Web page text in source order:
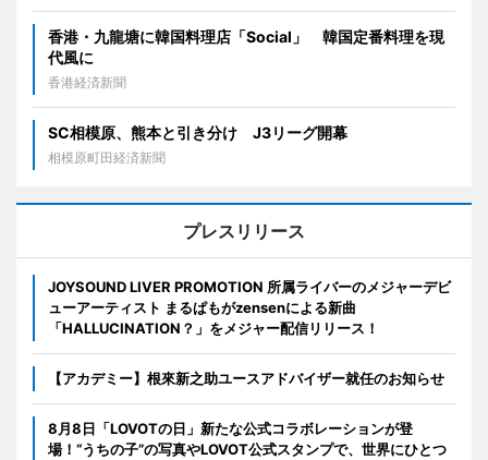
香港・九龍塘に韓国料理店「Social」 韓国定番料理を現
代風に
香港経済新聞
SC相模原、熊本と引き分け J3リーグ開幕
相模原町田経済新聞
プレスリリース
JOYSOUND LIVER PROMOTION 所属ライバーのメジャーデビ
ューアーティスト まるぱもがzensenによる新曲
「HALLUCINATION？」をメジャー配信リリース！
【アカデミー】根來新之助ユースアドバイザー就任のお知らせ
8月8日「LOVOTの日」新たな公式コラボレーションが登
場！“うちの子”の写真やLOVOT公式スタンプで、世界にひとつ